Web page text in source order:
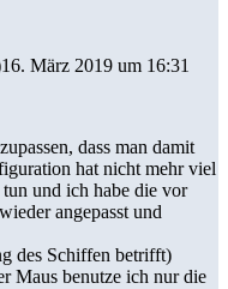
16. März 2019 um 16:31
dass man damit
hat nicht mehr viel
und ich habe die vor
angepasst und
des Schiffen betrifft)
Maus benutze ich nur die